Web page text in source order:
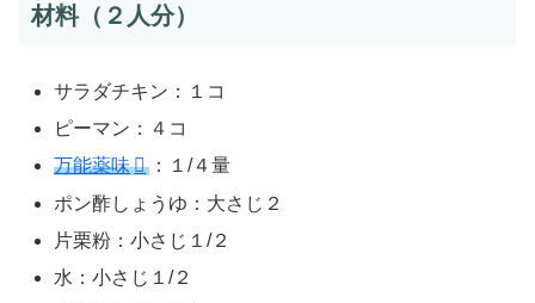
材料（２人分）
サラダチキン：１コ
ピーマン：４コ
万能薬味
：１/４量
ポン酢しょうゆ：大さじ２
片栗粉：小さじ１/２
水：小さじ１/２